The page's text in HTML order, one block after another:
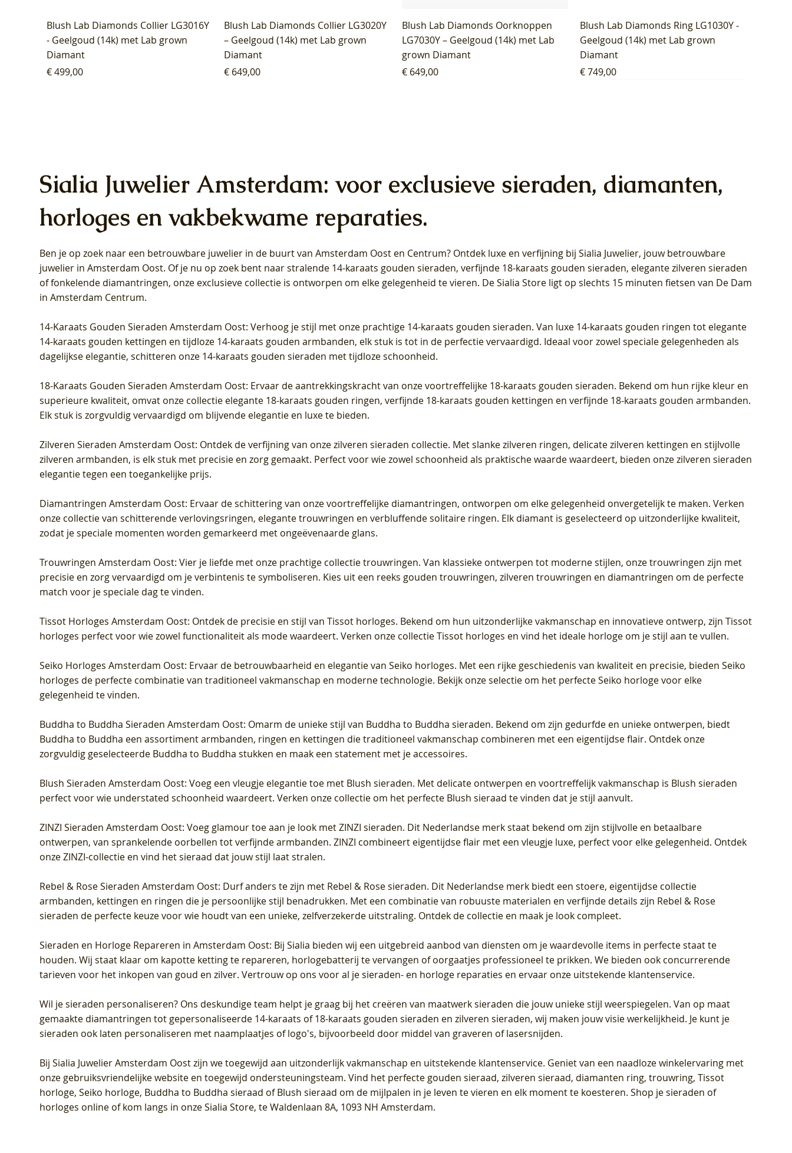
Blush Lab Diamonds Collier LG3016Y
- Geelgoud (14k) met Lab grown
Diamant
Prijs
€ 499,00
Blush Lab Diamonds Collier LG3020Y
– Geelgoud (14k) met Lab grown
Diamant
Prijs
€ 649,00
Blush Lab Diamonds Oorknoppen
LG7030Y – Geelgoud (14k) met Lab
grown Diamant
Prijs
€ 649,00
Blush Lab Diamonds Ring LG1030Y -
Geelgoud (14k) met Lab grown
Diamant
Prijs
€ 749,00
Blush Lab Diamonds Oorhangers
LG9006Y/S - Geelgoud (14k) met Lab
grown Diamant
Blush Lab Diamonds Oorhangers
LG9007Y/S - Geelgoud (14k) met Lab
grown Diamant
Blush Lab Diamonds Ring LG1028Y -
Geelgoud (14k) met Lab grown
Diamant
Blush Lab Diamonds Collier LG3014Y
- Geelgoud (14k) met Lab grown
Diamant
Blush Lab Diamonds Collier LG3019Y
– Geelgoud (14k) met Lab grown
Diamant
Blush Lab Diamonds Ring LG1042Y –
Geelgoud (14k) met Lab grown
Diamant
Blush Lab Diamonds Oorknoppen
LG7027Y - Geelgoud (14k) met Lab
grown Diamant
Blush Lab Diamonds Ring LG1029Y -
Geelgoud (14k) met Lab grown
Diamant
Blush Lab Diamonds Ring LG1031Y -
Geelgoud (14k) met Lab grown
Diamant
Blush Lab Diamonds Ring LG1044Y –
Geelgoud (14k) met Lab grown
Diamant
Blush Lab Diamonds Oorknoppen
LG7026Y - Geelgoud (14k) met Lab
grown Diamant
Blush Lab Diamonds Oorknoppen
LG7033Y – Geelgoud (14k) met Lab
grown Diamant
Sialia Juwelier Amsterdam: voor exclusieve sieraden, diamanten,
horloges en vakbekwame reparaties.
Ben je op zoek naar een betrouwbare juwelier in de buurt van Amsterdam Oost en Centrum? Ontdek luxe en verfijning bij Sialia Juwelier, jouw betrouwbare
juwelier in Amsterdam Oost. Of je nu op zoek bent naar stralende 14-karaats gouden sieraden, verfijnde 18-karaats gouden sieraden, elegante zilveren sieraden
of fonkelende diamantringen, onze exclusieve collectie is ontworpen om elke gelegenheid te vieren. De Sialia Store ligt op slechts 15 minuten fietsen van De Dam
in Amsterdam Centrum.
14-Karaats Gouden Sieraden Amsterdam Oost: Verhoog je stijl met onze prachtige 14-karaats gouden sieraden. Van luxe 14-karaats gouden ringen tot elegante
14-karaats gouden kettingen en tijdloze 14-karaats gouden armbanden, elk stuk is tot in de perfectie vervaardigd. Ideaal voor zowel speciale gelegenheden als
dagelijkse elegantie, schitteren onze 14-karaats gouden sieraden met tijdloze schoonheid.
18-Karaats Gouden Sieraden Amsterdam Oost: Ervaar de aantrekkingskracht van onze voortreffelijke 18-karaats gouden sieraden. Bekend om hun rijke kleur en
superieure kwaliteit, omvat onze collectie elegante 18-karaats gouden ringen, verfijnde 18-karaats gouden kettingen en verfijnde 18-karaats gouden armbanden.
Elk stuk is zorgvuldig vervaardigd om blijvende elegantie en luxe te bieden.
Zilveren Sieraden Amsterdam Oost: Ontdek de verfijning van onze zilveren sieraden collectie. Met slanke zilveren ringen, delicate zilveren kettingen en stijlvolle
zilveren armbanden, is elk stuk met precisie en zorg gemaakt. Perfect voor wie zowel schoonheid als praktische waarde waardeert, bieden onze zilveren sieraden
elegantie tegen een toegankelijke prijs.
Diamantringen Amsterdam Oost: Ervaar de schittering van onze voortreffelijke diamantringen, ontworpen om elke gelegenheid onvergetelijk te maken. Verken
onze collectie van schitterende verlovingsringen, elegante trouwringen en verbluffende solitaire ringen. Elk diamant is geselecteerd op uitzonderlijke kwaliteit,
zodat je speciale momenten worden gemarkeerd met ongeëvenaarde glans.
Trouwringen Amsterdam Oost: Vier je liefde met onze prachtige collectie trouwringen. Van klassieke ontwerpen tot moderne stijlen, onze trouwringen zijn met
precisie en zorg vervaardigd om je verbintenis te symboliseren. Kies uit een reeks gouden trouwringen, zilveren trouwringen en diamantringen om de perfecte
match voor je speciale dag te vinden.
Tissot Horloges Amsterdam Oost: Ontdek de precisie en stijl van Tissot horloges. Bekend om hun uitzonderlijke vakmanschap en innovatieve ontwerp, zijn Tissot
horloges perfect voor wie zowel functionaliteit als mode waardeert. Verken onze collectie Tissot horloges en vind het ideale horloge om je stijl aan te vullen.
Seiko Horloges Amsterdam Oost: Ervaar de betrouwbaarheid en elegantie van Seiko horloges. Met een rijke geschiedenis van kwaliteit en precisie, bieden Seiko
horloges de perfecte combinatie van traditioneel vakmanschap en moderne technologie. Bekijk onze selectie om het perfecte Seiko horloge voor elke
gelegenheid te vinden.
Buddha to Buddha Sieraden Amsterdam Oost: Omarm de unieke stijl van Buddha to Buddha sieraden. Bekend om zijn gedurfde en unieke ontwerpen, biedt
Buddha to Buddha een assortiment armbanden, ringen en kettingen die traditioneel vakmanschap combineren met een eigentijdse flair. Ontdek onze
zorgvuldig geselecteerde Buddha to Buddha stukken en maak een statement met je accessoires.
Blush Sieraden Amsterdam Oost: Voeg een vleugje elegantie toe met Blush sieraden. Met delicate ontwerpen en voortreffelijk vakmanschap is Blush sieraden
perfect voor wie understated schoonheid waardeert. Verken onze collectie om het perfecte Blush sieraad te vinden dat je stijl aanvult.
ZINZI Sieraden Amsterdam Oost: Voeg glamour toe aan je look met ZINZI sieraden. Dit Nederlandse merk staat bekend om zijn stijlvolle en betaalbare
ontwerpen, van sprankelende oorbellen tot verfijnde armbanden. ZINZI combineert eigentijdse flair met een vleugje luxe, perfect voor elke gelegenheid. Ontdek
onze ZINZI-collectie en vind het sieraad dat jouw stijl laat stralen.
Rebel & Rose Sieraden Amsterdam Oost: Durf anders te zijn met Rebel & Rose sieraden. Dit Nederlandse merk biedt een stoere, eigentijdse collectie
armbanden, kettingen en ringen die je persoonlijke stijl benadrukken. Met een combinatie van robuuste materialen en verfijnde details zijn Rebel & Rose
sieraden de perfecte keuze voor wie houdt van een unieke, zelfverzekerde uitstraling. Ontdek de collectie en maak je look compleet.
Sieraden en Horloge Repareren in Amsterdam Oost: Bij Sialia bieden wij een uitgebreid aanbod van diensten om je waardevolle items in perfecte staat te
houden. Wij staat klaar om kapotte ketting te repareren, horlogebatterij te vervangen of oorgaatjes professioneel te prikken. We bieden ook concurrerende
tarieven voor het inkopen van goud en zilver. Vertrouw op ons voor al je sieraden- en horloge reparaties en ervaar onze uitstekende klantenservice.
Wil je sieraden personaliseren? Ons deskundige team helpt je graag bij het creëren van maatwerk sieraden die jouw unieke stijl weerspiegelen. Van op maat
gemaakte diamantringen tot gepersonaliseerde 14-karaats of 18-karaats gouden sieraden en zilveren sieraden, wij maken jouw visie werkelijkheid. Je kunt je
sieraden ook laten personaliseren met naamplaatjes of logo's, bijvoorbeeld door middel van graveren of lasersnijden.
BijSialia Juwelier Amsterdam Oostzijn we toegewijd aan uitzonderlijk vakmanschap en uitstekende klantenservice. Geniet van een naadloze winkelervaring met
onze gebruiksvriendelijke website en toegewijd ondersteuningsteam. Vind het perfecte gouden sieraad, zilveren sieraad, diamanten ring, trouwring, Tissot
horloge, Seiko horloge, Buddha to Buddha sieraad of Blush sieraad om de mijlpalen in je leven te vieren en elk moment te koesteren. Shop je sieraden of
horloges online of kom langs in onze Sialia Store, te Waldenlaan 8A, 1093 NH Amsterdam.